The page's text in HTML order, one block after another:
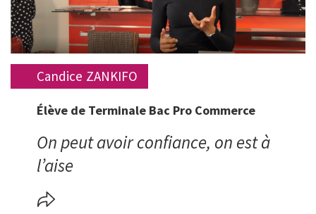
Prénom
Candice Nom
ZANKIFO
Statut
Élève de Terminale Bac Pro Commerce
Verbatim
On peut avoir confiance, on est à
l’aise